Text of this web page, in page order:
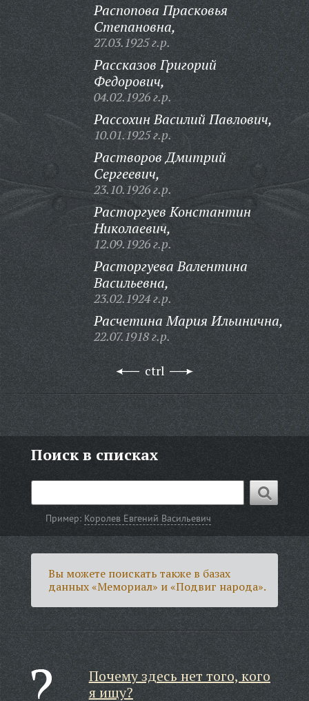
Распопова Прасковья
Степановна,
27.03.1925 г.р.
Рассказов Григорий
Федорович,
04.02.1926 г.р.
Рассохин Василий Павлович,
10.01.1925 г.р.
Растворов Дмитрий
Сергеевич,
23.10.1926 г.р.
Расторгуев Константин
Николаевич,
12.09.1926 г.р.
Расторгуева Валентина
Васильевна,
23.02.1924 г.р.
Расчетина Мария Ильинична,
22.07.1918 г.р.
ctrl
Поиск в списках
Пример: Королев Евгений Васильевич
Вы можете поискать также в базах
данных «Мемориал» и «Подвиг народа».
Почему здесь нет того, кого
я ищу?